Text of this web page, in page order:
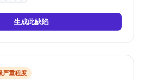
生成此缺陷
严重程度